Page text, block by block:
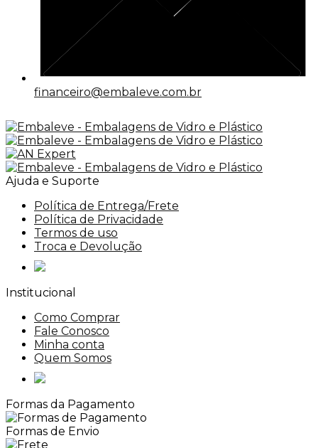
financeiro@embaleve.com.br
Ajuda e Suporte
Política de Entrega/Frete
Política de Privacidade
Termos de uso
Troca e Devolução
Institucional
Como Comprar
Fale Conosco
Minha conta
Quem Somos
Formas da Pagamento
Formas de Envio